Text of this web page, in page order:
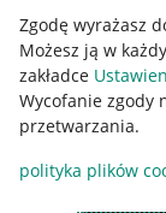
Zgodę wyrażasz
Możesz ją w
zakładce
Wycofanie zgody
przetwarzania.
polityka plików
Pobierz